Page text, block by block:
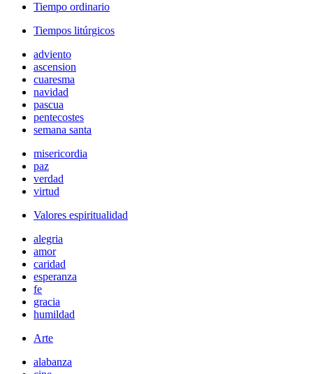
Tiempo ordinario
Tiempos litúrgicos
adviento
ascension
cuaresma
navidad
pascua
pentecostes
semana santa
misericordia
paz
verdad
virtud
Valores espiritualidad
alegria
amor
caridad
esperanza
fe
gracia
humildad
Arte
alabanza